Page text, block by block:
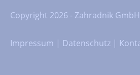
Copyright 2026 - Zahradnik GmbH
Impressum | Datenschutz |